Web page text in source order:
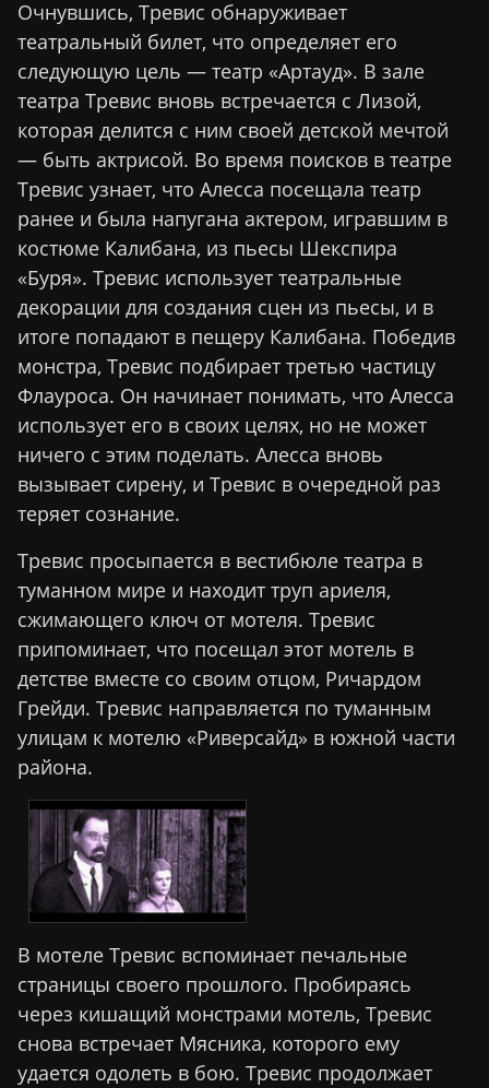
Очнувшись, Тревис обнаруживает
театральный билет, что определяет его
следующую цель — театр «Артауд». В зале
театра Тревис вновь встречается с Лизой,
которая делится с ним своей детской мечтой
— быть актрисой. Во время поисков в театре
Тревис узнает, что Алесса посещала театр
ранее и была напугана актером, игравшим в
костюме Калибана, из пьесы Шекспира
«Буря». Тревис использует театральные
декорации для создания сцен из пьесы, и в
итоге попадают в пещеру Калибана. Победив
монстра, Тревис подбирает третью частицу
Флауроса. Он начинает понимать, что Алесса
использует его в своих целях, но не может
ничего с этим поделать. Алесса вновь
вызывает сирену, и Тревис в очередной раз
теряет сознание.
Тревис просыпается в вестибюле театра в
туманном мире и находит труп ариеля,
сжимающего ключ от мотеля. Тревис
припоминает, что посещал этот мотель в
детстве вместе со своим отцом, Ричардом
Грейди. Тревис направляется по туманным
улицам к мотелю «Риверсайд» в южной части
района.
В мотеле Тревис вспоминает печальные
страницы своего прошлого. Пробираясь
через кишащий монстрами мотель, Тревис
снова встречает Мясника, которого ему
удается одолеть в бою. Тревис продолжает